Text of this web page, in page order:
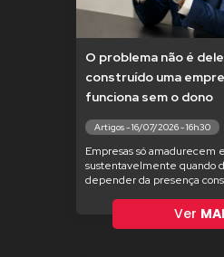
O problema não é
construído uma
funciona sem o dono
Artigos - 16/07/2026 - 16h30
Empresas só amadurecem
sustentavelmente quando
depender da presença
Ver